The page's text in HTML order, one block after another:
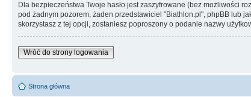
Dla bezpieczeństwa Twoje hasło jest zaszyfrowane (bez możliwości
pod żadnym pozorem, żaden przedstawiciel "Biathlon.pl", phpBB lub
skorzystasz z tej opcji, zostaniesz poproszony o podanie nazwy
Wróć do strony logowania
Strona główna